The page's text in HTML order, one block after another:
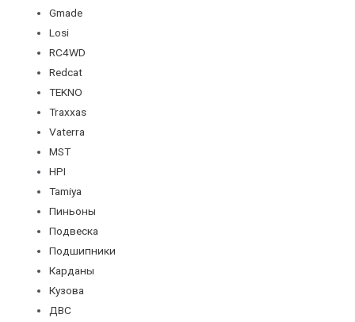
Gmade
Losi
RC4WD
Redcat
TEKNO
Traxxas
Vaterra
MST
HPI
Tamiya
Пиньоны
Подвеска
Подшипники
Карданы
Кузова
ДВС